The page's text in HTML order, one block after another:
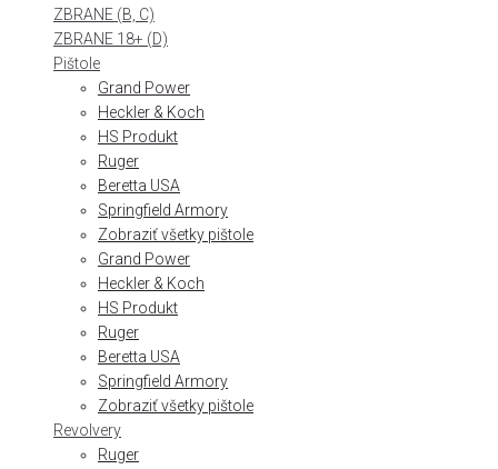
ZBRANE (B, C)
ZBRANE 18+ (D)
Pištole
Grand Power
Heckler & Koch
HS Produkt
Ruger
Beretta USA
Springfield Armory
Zobraziť všetky pištole
Grand Power
Heckler & Koch
HS Produkt
Ruger
Beretta USA
Springfield Armory
Zobraziť všetky pištole
Revolvery
Ruger